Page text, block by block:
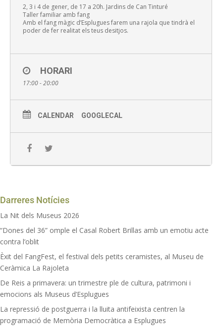
2, 3 i 4 de gener, de 17 a 20h. Jardins de Can Tinturé
Taller familiar amb fang
Amb el fang màgic d’Esplugues farem una rajola que tindrà el
poder de fer realitat els teus desitjos.
HORARI
17:00 - 20:00
CALENDAR GOOGLECAL
Darreres Notícies
La Nit dels Museus 2026
“Dones del 36” omple el Casal Robert Brillas amb un emotiu acte
contra l’oblit
Èxit del FangFest, el festival dels petits ceramistes, al Museu de
Ceràmica La Rajoleta
De Reis a primavera: un trimestre ple de cultura, patrimoni i
emocions als Museus d’Esplugues
La repressió de postguerra i la lluita antifeixista centren la
programació de Memòria Democràtica a Esplugues